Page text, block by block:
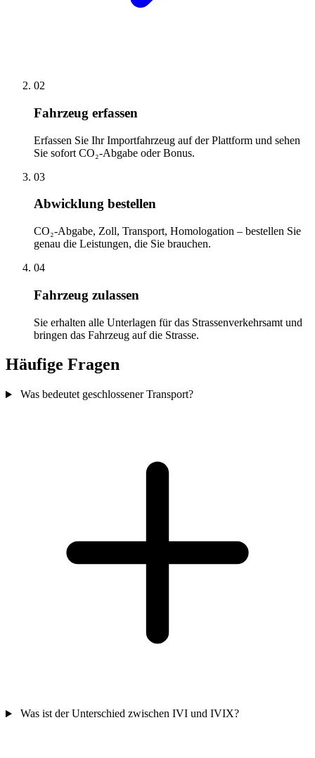
02
Fahrzeug erfassen
Erfassen Sie Ihr Importfahrzeug auf der Plattform und sehen
Sie sofort CO₂-Abgabe oder Bonus.
03
Abwicklung bestellen
CO₂-Abgabe, Zoll, Transport, Homologation – bestellen Sie
genau die Leistungen, die Sie brauchen.
04
Fahrzeug zulassen
Sie erhalten alle Unterlagen für das Strassenverkehrsamt und
bringen das Fahrzeug auf die Strasse.
Häufige Fragen
Was bedeutet geschlossener Transport?
Was ist der Unterschied zwischen IVI und IVIX?